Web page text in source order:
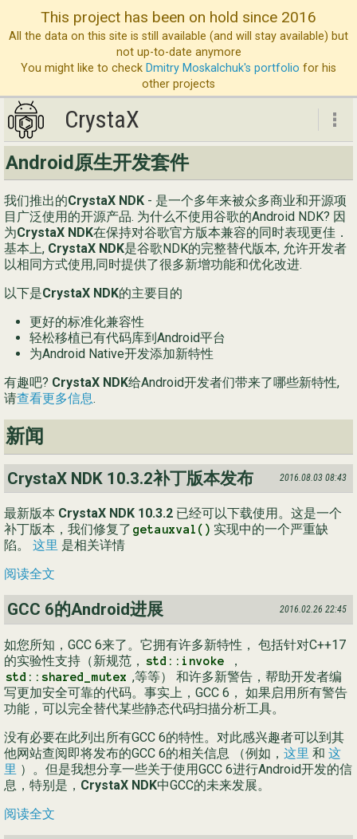
This project has been on hold since 2016
All the data on this site is still available (and will stay available) but
not up-to-date anymore
You might like to check Dmitry Moskalchuk's portfolio for his
other projects
CrystaX
博
服
CrystaX
Android原生开发套件
我们推出的CrystaX NDK - 是一个多年来被众多商业和开源项
目广泛使用的开源产品. 为什么不使用谷歌的Android NDK? 因
为CrystaX NDK在保持对谷歌官方版本兼容的同时表现更佳．
基本上, CrystaX NDK是谷歌NDK的完整替代版本, 允许开发者
以相同方式使用,同时提供了很多新增功能和优化改进.
以下是CrystaX NDK的主要目的
更好的标准化兼容性
轻松移植已有代码库到Android平台
为Android Native开发添加新特性
有趣吧? CrystaX NDK给Android开发者们带来了哪些新特性,
请查看更多信息.
新闻
CrystaX NDK 10.3.2补丁版本发布 2016.08.03 08:43
最新版本 CrystaX NDK 10.3.2 已经可以下载使用。这是一个
补丁版本，我们修复了 getauxval() 实现中的一个严重缺
陷。 这里 是相关详情
阅读全文
GCC 6的Android进展 2016.02.26 22:45
如您所知，GCC 6来了。它拥有许多新特性， 包括针对C++17
的实验性支持（新规范， std::invoke ，
std::shared_mutex ,等等） 和许多新警告，帮助开发者编
写更加安全可靠的代码。事实上，GCC 6， 如果启用所有警告
功能，可以完全替代某些静态代码扫描分析工具。
没有必要在此列出所有GCC 6的特性。对此感兴趣者可以到其
他网站查阅即将发布的GCC 6的相关信息 （例如， 这里 和 这
里 ）。但是我想分享一些关于使用GCC 6进行Android开发的信
息，特别是， CrystaX NDK中GCC的未来发展。
阅读全文